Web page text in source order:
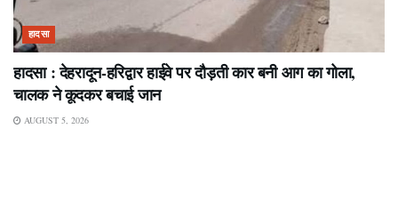
हादसा
हादसा : देहरादून-हरिद्वार हाईवे पर दौड़ती कार बनी आग का गोला,
चालक ने कूदकर बचाई जान
AUGUST 5, 2026